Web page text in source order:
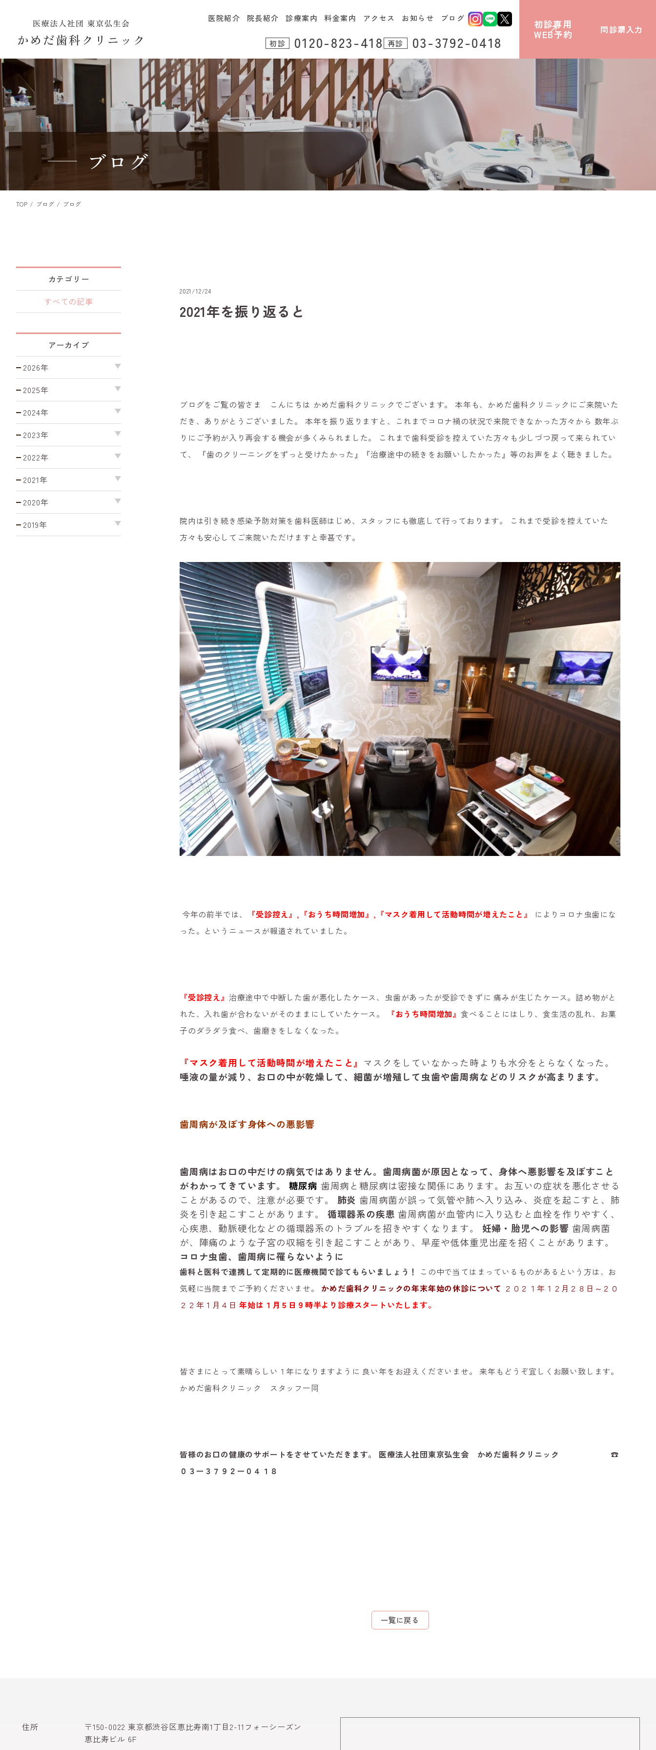
医院紹介 院長紹介 診療案内 料金案内 アクセス お知らせ ブログ
初診 0120-823-418 再診 03-3792-0418
初診専用
WEB予約
問診票入力
ブログ
TOP ブログ ブログ
カテゴリー
すべての記事
アーカイブ
2026年
2025年
2024年
2023年
2022年
2021年
2020年
2019年
2021/12/24
2021年を振り返ると
ブログをご覧の皆さま こんにちは かめだ歯科クリニックでございます。
本年も、かめだ歯科クリニックにご来院いた
だき、ありがとうございま した。 本年を振り返りますと、これまでコロナ禍の状況で来院できなかった方々から 数年ぶ
りにご予約が入り再会する機会が多くみられました。
これまで歯科受診を控えていた方々も少しづつ戻って来られてい
て、
『歯のクリーニングをずっと受けたかった』『治療途中の続きをお願いしたかった』等のお声をよく聴きました。
院内は引き続き感染予防対策を歯科医師はじめ、スタッフにも徹底して行っております。
これまで受診を控えていた
方々も安心してご来院いただけますと幸甚です。
今年の前半では、 『受診控え』, 『おうち時間増加』, 『マスク着用して活動時間が増えたこと』
によりコロナ虫歯にな
った。というニュースが報道されていました。
『受診控え』 治療途中で中断した歯が悪化したケース、虫歯があったが受診できずに 痛みが生じたケース。詰め物がと
れた、入れ歯が合わないがそのままにしていたケース。 『おうち時間増加』食べることにはしり、食生活の乱れ、お菓
子のダラダラ食べ、歯磨きをしなくなった。
『マスク着用して活動時間が増えたこと』 マスクをしていなかった時よりも水分をとらなくなった。
唾液の量が減り、お口の中が乾燥して、細菌が増殖して虫歯や歯周病などのリスクが高まります。
歯周病が及ぼす身体への悪影響
歯周病はお口の中だけの病気ではありません。歯周病菌が原因となって、身体へ悪影響を及ぼすこと
がわかってきています。
糖尿病 歯周病と糖尿病は密接な関係にあります。お互いの症状を悪化させる
ことがあるので、注意が必要です。
肺炎 歯周病菌が誤って気管や肺へ入り込み、炎症を起こすと、肺
炎を引き起こすことがあります。
循環器系の疾患 歯周病菌が血管内に入り込むと血栓を作りやすく、
心疾患、動脈硬化などの循環器系のトラブルを招きやすくなります。
妊婦・胎児への影響 歯周病菌
が、陣痛のような子宮の収縮を引き起こすことがあり、早産や低体重児出産を招くことがあります。
コロナ虫歯、歯周病に罹らないように
歯科と医科で連携して定期的に医療機関で診てもらいましょう！
この中で当てはまっているものがあるという方は、お
気軽に当院までご予約ください ませ。 かめだ歯科クリニックの年末年始の休診について ２０２１年１２月２８日～２０
２２年１月４日 年始は１月５日９時半より診療スタートいたします。
皆さまにとって素晴らしい１年になりますように 良い年をお迎えくださいませ。
来年もどうぞ宜しくお願い致します。
かめだ歯科クリニック スタッフ一同
皆様のお口の健康のサポートをさせていただきます。 医療法人社団東京弘生会 かめだ歯科クリニック
☎
０３ー３７９２ー０４１８
一覧に戻る
住所
〒150-0022 東京都渋谷区恵比寿南1丁目2-11フォーシーズン
恵比寿ビル 6F